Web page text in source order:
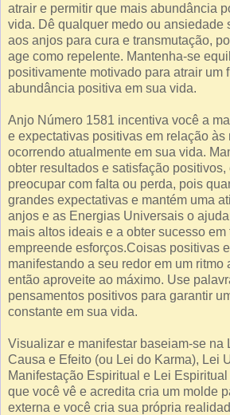
atrair e permitir que mais abundância
vida. Dê qualquer medo ou ansiedade
aos anjos para cura e transmutação,
age como repelente. Mantenha-se
positivamente motivado para atrair um
abundância positiva em sua vida.
Anjo Número 1581 incentiva você a
e expectativas positivas em relação às
ocorrendo atualmente em sua vida.
obter resultados e satisfação positivos,
preocupar com falta ou perda, pois
grandes expectativas e mantém uma
anjos e as Energias Universais o
mais altos ideais e a obter sucesso
empreende esforços.Coisas positivas
manifestando a seu redor em um ritmo
então aproveite ao máximo. Use
pensamentos positivos para garantir
constante em sua vida.
Visualizar e manifestar baseiam-se na
Causa e Efeito (ou Lei do Karma), Lei
Manifestação Espiritual e Lei
que você vê e acredita cria um molde
externa e você cria sua própria